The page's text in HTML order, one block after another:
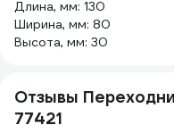
Длина, мм: 130
Ширина, мм: 80
Высота, мм: 30
Отзывы
77421